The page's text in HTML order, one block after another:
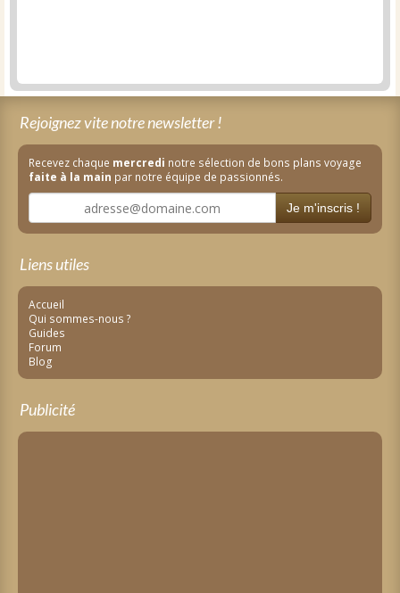
Rejoignez vite notre newsletter !
Recevez chaque mercredi notre sélection de bons plans voyage
faite à la main par notre équipe de passionnés.
Je m'inscris !
Liens utiles
Accueil
Qui sommes-nous ?
Guides
Forum
Blog
Publicité